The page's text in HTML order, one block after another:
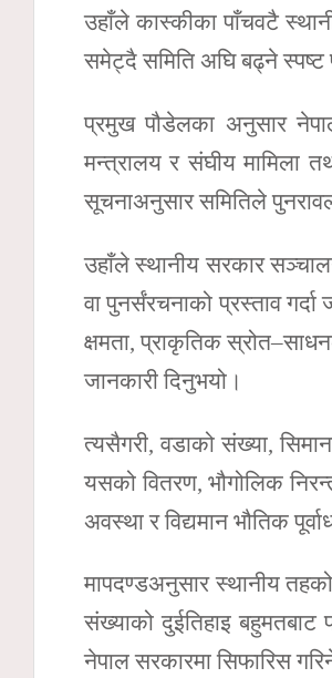
उहाँले कास्कीका पाँचवटै
समेट्दै समिति अघि बढ्ने स्पष्ट
प्रमुख पौडेलका अनुसार नेपाल
मन्त्रालय र संघीय मामिला
सूचनाअनुसार समितिले
उहाँले स्थानीय सरकार
वा पुनर्संरचनाको प्रस्ताव
क्षमता, प्राकृतिक
जानकारी दिनुभयो।
त्यसैगरी, वडाको संख्या,
यसको वितरण, भौगोलिक
अवस्था र विद्यमान भौतिक
मापदण्डअनुसार स्थानीय
संख्याको दुईतिहाइ बहुमतबाट
नेपाल सरकारमा सिफारिस